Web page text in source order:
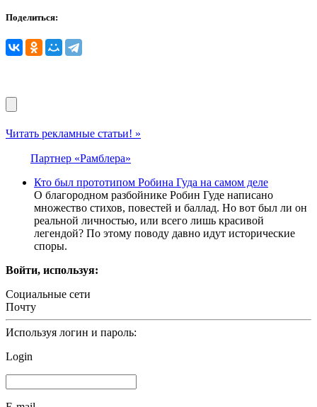
Поделиться:
Читать рекламные статьи! »
Партнер «Рамблера»
Кто был прототипом Робина Гуда на самом деле
О благородном разбойнике Робин Гуде написано
множество стихов, повестей и баллад. Но вот был ли он
реальной личностью, или всего лишь красивой
легендой? По этому поводу давно идут исторические
споры.
Войти, используя:
Социальные сети
Почту
Используя логин и пароль:
Login